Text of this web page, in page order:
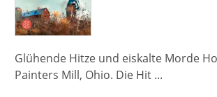
Glühende Hitze und eiskalte Morde
Painters Mill, Ohio. Die Hit ...